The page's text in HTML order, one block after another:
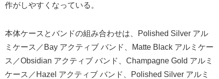
作がしやすくなっている。
本体ケースとバンドの組み合わせは、Polished Silver アル
ミケース／Bay アクティブ バンド、Matte Black アルミケー
ス／Obsidian アクティブ バンド、Champagne Gold アルミ
ケース／Hazel アクティブ バンド、Polished Silver アルミ